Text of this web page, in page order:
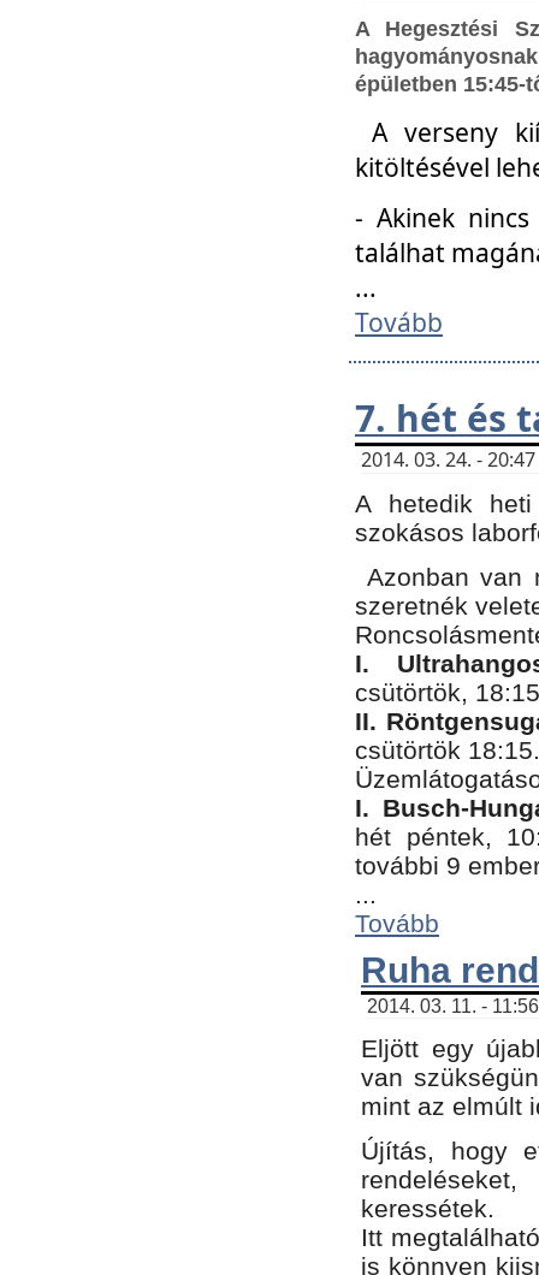
A Hegesztési
épületben 15:45-
A verseny
kitöltésével
- Akinek
találhat
...
Tovább
7. hét és
2014. 03. 24. -
A hetedik
szokásos
Azonban van
szeretnék
I.
csütörtök,
II.
csütörtök 18:15.
I. Busch-
hét péntek,
további 9
...
Tovább
Ruha
2014. 03. 11. -
Eljött egy
van
mint az elmúlt
Újítás, hogy
keressétek.
Itt
is könnyen